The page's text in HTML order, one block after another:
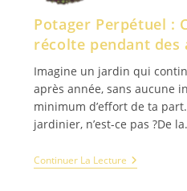
Potager Perpétuel :
récolte pendant des
Imagine un jardin qui
après année, sans aucune
minimum d’effort de ta
jardinier, n’est-ce pas ?De
Continuer La Lecture